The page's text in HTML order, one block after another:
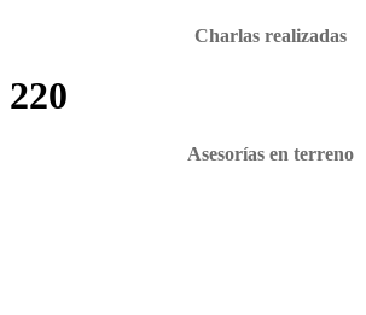
Charlas realizadas
220
Asesorías en terreno